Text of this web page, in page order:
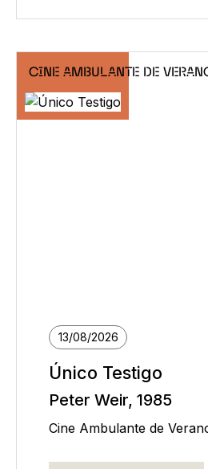
CINE AMBULANTE DE
13/08/2026
Único Testigo
Peter Weir, 1985
Cine Ambulante de